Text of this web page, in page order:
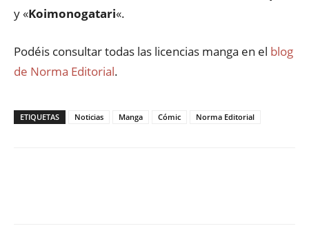
y «Koimonogatari«.
Podéis consultar todas las licencias manga en el blog
de Norma Editorial.
ETIQUETAS Noticias Manga Cómic Norma Editorial